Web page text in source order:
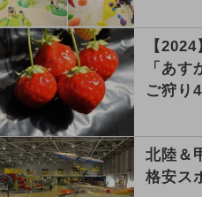
【
「あ
ご狩り
北陸＆
格安ス